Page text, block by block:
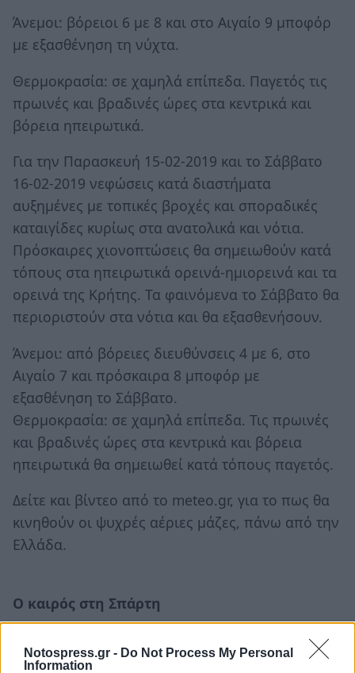
Notospress.gr - Do Not Process My Personal
Information
Άνεμοι: βόρειοι 6 με 8 και στο Αιγαίο 9 μποφόρ
με εξασθένηση τη νύχτα.
Θερμοκρασία: σε χαμηλά επίπεδα. Παγετός τις
πρωινές και βραδινές ώρες στα κεντρικά και
βόρεια ηπειρωτικά.
Για την Παρασκευή 15-02-2019 και το Σάββατο
16-02-2019 νεφώσεις κατά διαστήματα
αυξημένες με τοπικές βροχές και σποραδικές
καταιγίδες κυρίως στα ανατολικά και νότια.
Πρόσκαιρες χιονοπτώσεις θα σημειωθούν κατά
τόπους στα ηπειρωτικά ορεινά-ημιορεινά και τα
ορεινά της Κρήτης. Τα φαινόμενα το Σάββατο θα
περιοριστούν στα νότια και θα εξασθενήσουν.
Άνεμοι: από βόρειες διευθύνσεις 4 με 6, στο
Αιγαίο 7 και πρόσκαιρα 8 μποφόρ με
εξασθένηση το Σάββατο.
Θερμοκρασία: σε χαμηλά επίπεδα. Τις πρωινές
και βραδινές ώρες στα κεντρικά και βόρεια
ηπειρωτικά θα σημειωθεί κατά τόπους παγετός.
Δείτε και βίντεο από το meteo.gr, για το πως θα
κινηθούν οι ψυχρές αέριες μάζες, πάνω από την
Ελλάδα.
Ο καιρός στη Σπάρτη
Χιονιάς αναμένεται την Τετάρτη στη Σπάρτη. Η
θερμοκρασία ακόμα και τις μεσημβρινές ώρες θα